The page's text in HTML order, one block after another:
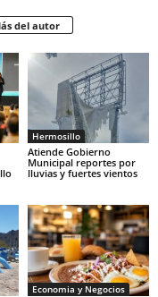
del autor
Hermosillo
Atiende Gobierno
Municipal reportes por
lluvias y fuertes vientos
Economia y Negocios